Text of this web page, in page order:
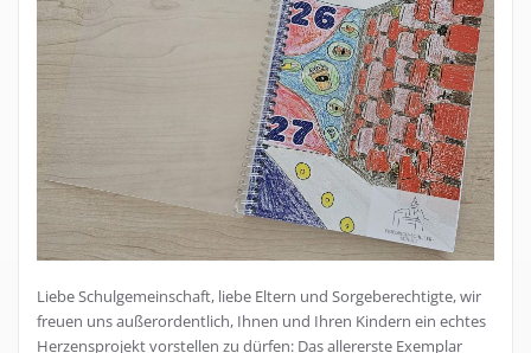
Liebe Schulgemeinschaft, liebe Eltern und Sorgeberechtigte, wir
freuen uns außerordentlich, Ihnen und Ihren Kindern ein echtes
Herzensprojekt vorstellen zu dürfen: Das allererste Exemplar